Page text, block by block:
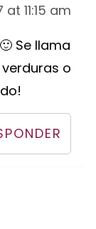
11:15 am
Se llama
o